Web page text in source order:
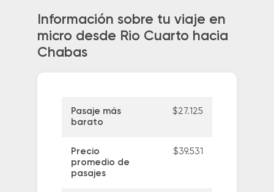
Información sobre tu viaje en
micro desde Rio Cuarto hacia
Chabas
Pasaje más
barato
$27.125
Precio
promedio de
pasajes
$39.531